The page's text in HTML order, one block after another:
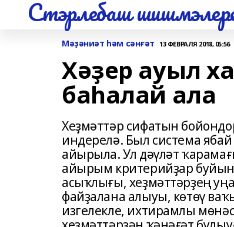
Стэрлебаш
Мәҙәниәт һәм сәнғәт 13 ФЕВРАЛЯ 2018, 05:56
Хәҙер ауыл
баһалай ала
Хеҙмәттәр сифатын
индерелә. Был система
айырыла. Ул дәүләт
айырым критерийҙар
асыҡлығы, хеҙмәттәрҙең
файҙалана алыуы, көтөү
изгелекле, ихтирамлы